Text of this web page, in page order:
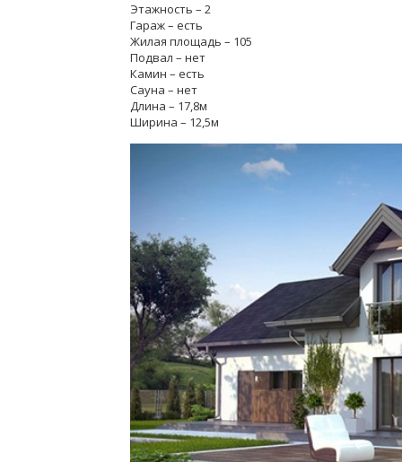
Этажность – 2
Гараж – есть
Жилая площадь – 105
Подвал – нет
Камин – есть
Сауна – нет
Длина – 17,8м
Ширина – 12,5м